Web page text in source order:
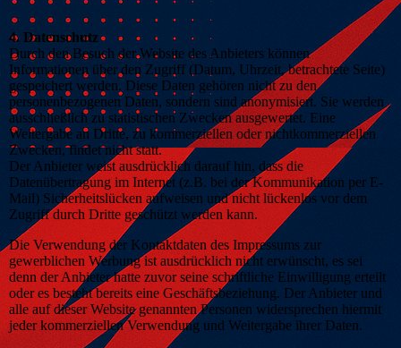
4. Datenschutz
Durch den Besuch der Website des Anbieters können
Informationen über den Zugriff (Datum, Uhrzeit, betrachtete Seite)
gespeichert werden. Diese Daten gehören nicht zu den
personenbezogenen Daten, sondern sind anonymisiert. Sie werden
ausschließlich zu statistischen Zwecken ausgewertet. Eine
Weitergabe an Dritte, zu kommerziellen oder nichtkommerziellen
Zwecken, findet nicht statt.
Der Anbieter weist ausdrücklich darauf hin, dass die
Datenübertragung im Internet (z.B. bei der Kommunikation per E-
Mail) Sicherheitslücken aufweisen und nicht lückenlos vor dem
Zugriff durch Dritte geschützt werden kann.
Die Verwendung der Kontaktdaten des Impressums zur
gewerblichen Werbung ist ausdrücklich nicht erwünscht, es sei
denn der Anbieter hatte zuvor seine schriftliche Einwilligung erteilt
oder es besteht bereits eine Geschäftsbeziehung. Der Anbieter und
alle auf dieser Website genannten Personen widersprechen hiermit
jeder kommerziellen Verwendung und Weitergabe ihrer Daten.